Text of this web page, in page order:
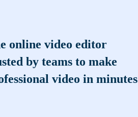
online video editor
by teams to make
video in minutes